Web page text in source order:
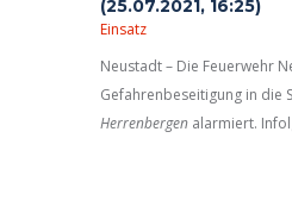
(25.07.2021, 16:25)
Einsatz
Neustadt – Die Feuerwehr
Gefahrenbeseitigung in die
Herrenbergen alarmiert.
herausgedrückt worden